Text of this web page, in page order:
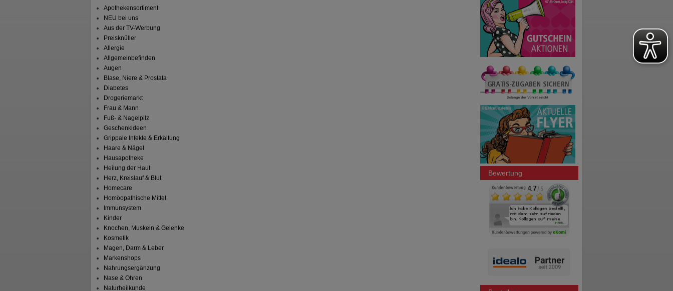
Apothekensortiment
NEU bei uns
Aus der TV-Werbung
Preisknüller
Allergie
Allgemeinbefinden
Augen
Blase, Niere & Prostata
Diabetes
Drogeriemarkt
Frau & Mann
Fuß- & Nagelpilz
Geschenkideen
Grippale Infekte & Erkältung
Haare & Nägel
Hausapotheke
Heilung der Haut
Herz, Kreislauf & Blut
Homecare
Homöopathische Mittel
Immunsystem
Kinder
Knochen, Muskeln & Gelenke
Kosmetik
Magen, Darm & Leber
Markenshops
Nahrungsergänzung
Nase & Ohren
Naturheilkunde
Bewertung